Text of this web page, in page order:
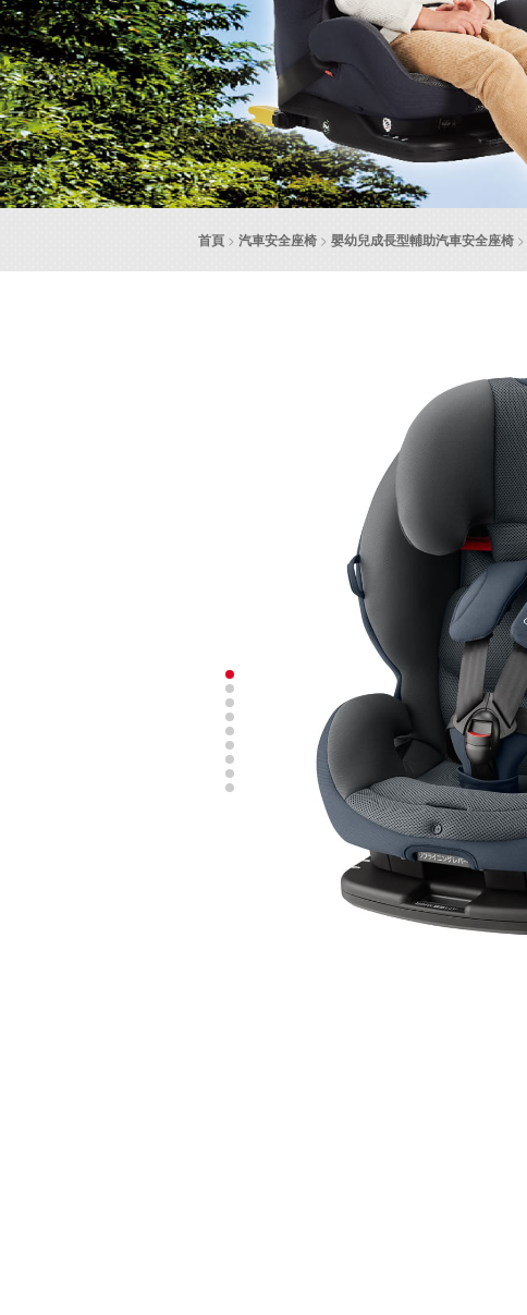
首頁 > 汽車安全座椅 > 嬰幼兒成長型輔助汽車安全座椅 >